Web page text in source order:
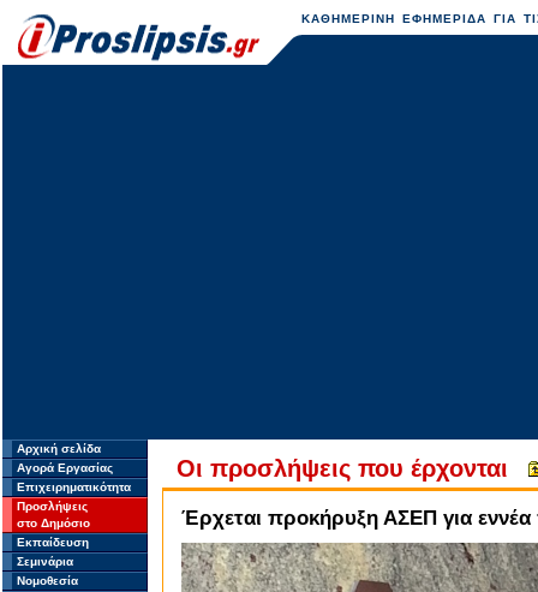
ΚΑΘΗΜΕΡΙΝΗ ΕΦΗΜΕΡΙΔΑ ΓΙΑ
Αρχική σελίδα
Αγορά Εργασίας
Επιχειρηματικότητα
Προσλήψεις
στο Δημόσιο
Εκπαίδευση
Σεμινάρια
Νομοθεσία
Οι προσλήψεις που έρχονται
Έρχεται προκήρυξη ΑΣΕΠ για